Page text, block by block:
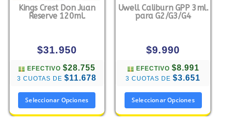
Kings Crest Don Juan
Reserve 120ml.
$31.950
EFECTIVO$28.755
3 CUOTAS DE$11.678
Seleccionar Opciones
Uwell Caliburn GPP 3ml.
para G2/G3/G4
$9.990
EFECTIVO $8.991
3 CUOTAS DE$3.651
Seleccionar Opciones